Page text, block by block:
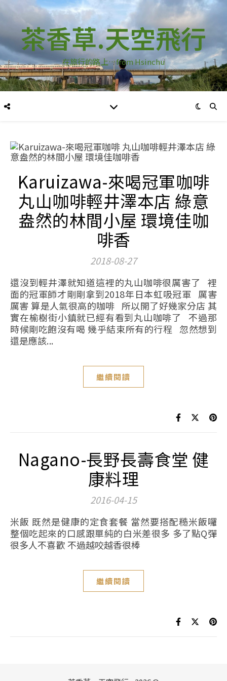
茶香草.天空飛行
在旅行的路上…from Hsinchu
Karuizawa-來喝冠軍咖啡
丸山咖啡輕井澤本店 綠意
盎然的林間小屋 環境佳咖
啡香
2018-08-27
還沒到輕井澤就知道這裡的丸山咖啡很厲害了 裡
面的冠軍師才剛剛拿到2018年日本虹吸冠軍 厲害
厲害 算是人氣很高的咖啡 所以開了好幾家分店 其
實在榆樹街小鎮就已經有看到丸山咖啡了 不過那
時候剛吃飽沒有喝 幾乎結束所有的行程 忽然想到
還是應該...
繼續閱讀
Nagano-長野長壽食堂 健
康料理
2016-04-15
米飯 既然是健康的定食套餐 當然要搭配糙米飯囉
整個吃起來的口感跟單純的白米差很多 多了點Q彈
很多人不喜歡 不過越咬越香很棒
繼續閱讀